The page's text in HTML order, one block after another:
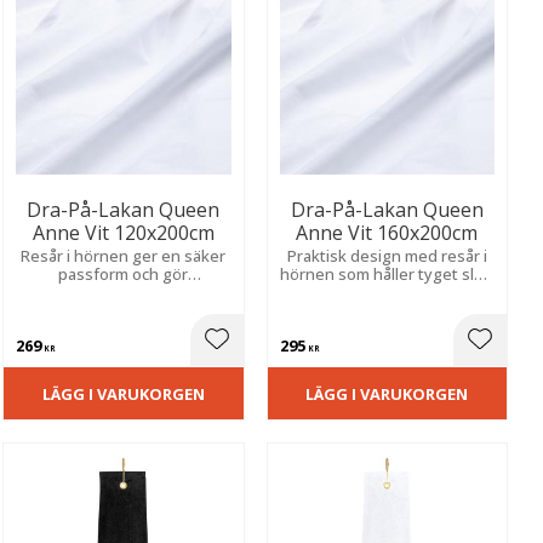
i favoriter
Dra-På-Lakan Queen
Anne Vit 120x200cm
Resår i hörnen ger en säker
passform och gör
269KR Lägg till i favoriter
LÄGG I VARUKORGEN
Dra-På-Lakan Queen
Anne Vit 160x200cm
Praktisk design med resår i
hörnen som håller tyget slätt
295KR Lägg
LÄGG I VARUKORGEN